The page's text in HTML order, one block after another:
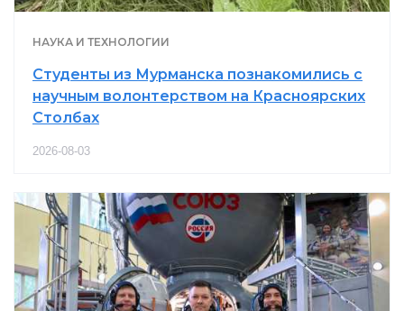
НАУКА И ТЕХНОЛОГИИ
Студенты из Мурманска познакомились с
научным волонтерством на Красноярских
Столбах
2026-08-03